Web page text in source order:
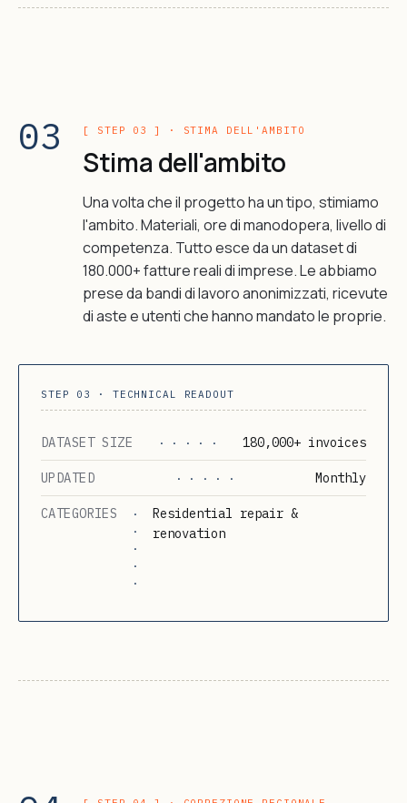
03 [ STEP 03 ] · STIMA DELL'AMBITO
Stima dell'ambito
Una volta che il progetto ha un tipo, stimiamo
l'ambito. Materiali, ore di manodopera, livello di
competenza. Tutto esce da un dataset di
180.000+ fatture reali di imprese. Le abbiamo
prese da bandi di lavoro anonimizzati, ricevute
di aste e utenti che hanno mandato le proprie.
STEP 03 · TECHNICAL READOUT
DATASET SIZE · · · · · 180,000+ invoices
UPDATED · · · · · Monthly
CATEGORIES
·
·
·
·
·
Residential repair &
renovation